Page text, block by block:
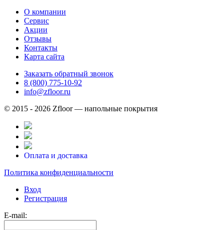
О компании
Сервис
Акции
Отзывы
Контакты
Карта сайта
Заказать обратный звонок
8 (800) 775-10-92
info@zfloor.ru
© 2015 - 2026 Zfloor — напольные покрытия
Оплата и доставка
Политика конфиденциальности
Вход
Регистрация
E-mail: